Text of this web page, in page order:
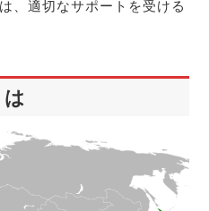
、適切なサポートを受ける